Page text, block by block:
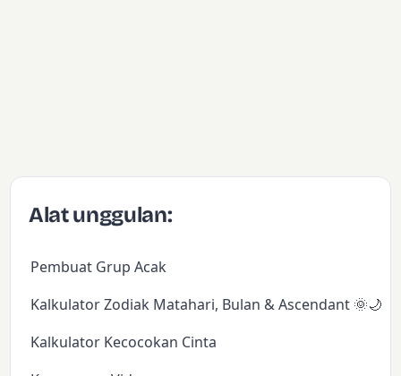
Alat unggulan:
Pembuat Grup Acak
Kalkulator Zodiak Matahari, Bulan & Ascendant 🌞🌙✨
Kalkulator Kecocokan Cinta